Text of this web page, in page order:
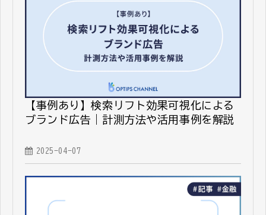
【事例あり】検索リフト効果可視化による
ブランド広告｜計測方法や活用事例を解説
2025-04-07